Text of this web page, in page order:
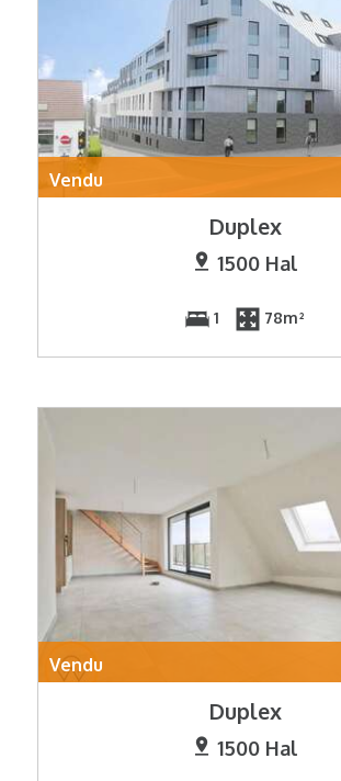
Vendu
Duplex
1500 Hal
1 78m²
Vendu
Duplex
1500 Hal